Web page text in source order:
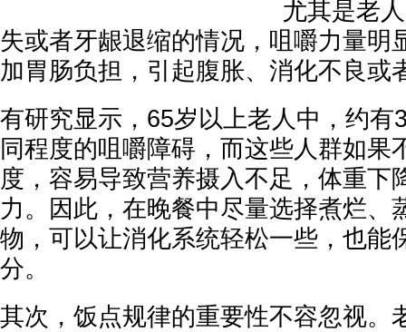
尤其是老
失或者牙龈退缩的情况，咀嚼力量明
加胃肠负担，引起腹胀、消化不良或
有研究显示，65岁以上老人中，约有
同程度的咀嚼障碍，而这些人群如果
度，容易导致营养摄入不足，体重下
力。因此，在晚餐中尽量选择煮烂、
物，可以让消化系统轻松一些，也能
分。
其次，饭点规律的重要性不容忽视。